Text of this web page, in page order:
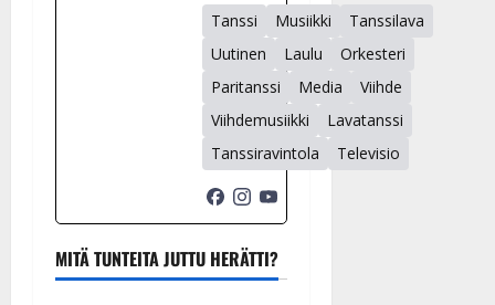
Tanssi Musiikki
Tanssilava
Uutinen
Laulu
Orkesteri
Paritanssi
Media
Viihde
Viihdemusiikki
Lavatanssi
Tanssiravintola
Televisio
MITÄ TUNTEITA JUTTU HERÄTTI?